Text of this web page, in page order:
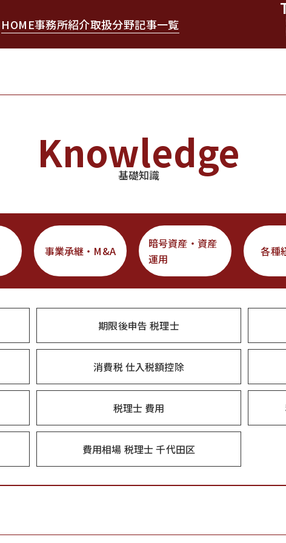
HOME事務所紹介取扱分野記事一覧
Knowledge
基礎知識
事業承継・M&A
暗号資産・資産
運用
各種
期限後申告 税理士
消費税 仕入税額控除
税理士 費用
費用相場 税理士 千代田区